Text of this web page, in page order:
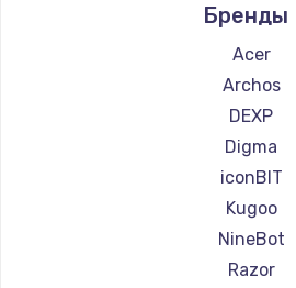
Ремонт
Ремонт самокатов
Ремонт
Ремонт самокатов
Ремонт
Ремонт самокатов
Ремонт
Бренды
Acer
Archos
DEXP
Digma
iconBIT
Kugoo
NineBot
Razor